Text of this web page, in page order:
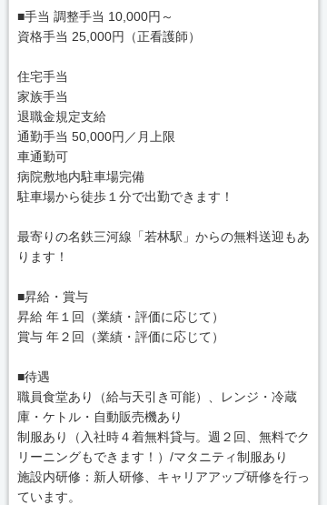
■手当 調整手当 10,000円～
資格手当 25,000円（正看護師）
住宅手当
家族手当
退職金規定支給
通勤手当 50,000円／月上限
車通勤可
病院敷地内駐車場完備
駐車場から徒歩１分で出勤できます！
最寄りの名鉄三河線「若林駅」からの無料送迎もあ
ります！
■昇給・賞与
昇給 年１回（業績・評価に応じて）
賞与 年２回（業績・評価に応じて）
■待遇
職員食堂あり（給与天引き可能）、レンジ・冷蔵
庫・ケトル・自動販売機あり
制服あり（入社時４着無料貸与。週２回、無料でク
リーニングもできます！）/マタニティ制服あり
施設内研修：新人研修、キャリアアップ研修を行っ
ています。